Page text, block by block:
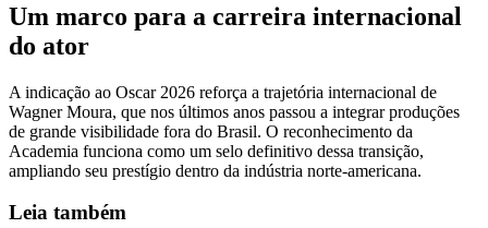
Um marco para a carreira internacional
do ator
A indicação ao Oscar 2026 reforça a trajetória internacional de
Wagner Moura, que nos últimos anos passou a integrar produções
de grande visibilidade fora do Brasil. O reconhecimento da
Academia funciona como um selo definitivo dessa transição,
ampliando seu prestígio dentro da indústria norte-americana.
Leia também